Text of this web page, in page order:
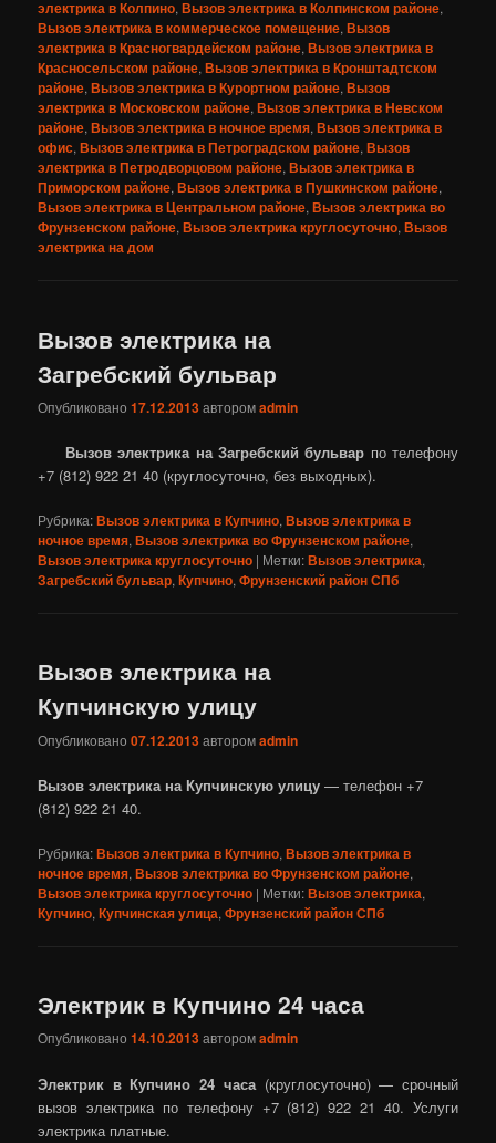
электрика в Колпино,Вызов электрика в Колпинском районе,
Вызов электрика в коммерческое помещение,Вызов
электрика в Красногвардейском районе,Вызов электрика в
Красносельском районе,Вызов электрика в Кронштадтском
районе,Вызов электрика в Курортном районе,Вызов
электрика в Московском районе,Вызов электрика в Невском
районе,Вызов электрика в ночное время,Вызов электрика в
офис,Вызов электрика в Петроградском районе,Вызов
электрика в Петродворцовом районе,Вызов электрика в
Приморском районе,Вызов электрика в Пушкинском районе,
Вызов электрика в Центральном районе,Вызов электрика во
Фрунзенском районе,Вызов электрика круглосуточно,Вызов
электрика на дом
Вызов электрика на
Загребский бульвар
Опубликовано17.12.2013авторомadmin
Вызов электрика на Загребский бульвар по телефону
+7 (812) 922 21 40 (круглосуточно, без выходных).
Рубрика:Вызов электрика в Купчино,Вызов электрика в
ночное время,Вызов электрика во Фрунзенском районе,
Вызов электрика круглосуточно | Метки:Вызов электрика,
Загребский бульвар,Купчино,Фрунзенский район СПб
Вызов электрика на
Купчинскую улицу
Опубликовано07.12.2013авторомadmin
Вызов электрика на Купчинскую улицу — телефон +7
(812) 922 21 40.
Рубрика:Вызов электрика в Купчино,Вызов электрика в
ночное время,Вызов электрика во Фрунзенском районе,
Вызов электрика круглосуточно | Метки:Вызов электрика,
Купчино,Купчинская улица,Фрунзенский район СПб
Электрик в Купчино 24 часа
Опубликовано14.10.2013авторомadmin
Электрик в Купчино 24 часа(круглосуточно) — срочный
вызов электрика по телефону +7 (812) 922 21 40. Услуги
электрика платные.